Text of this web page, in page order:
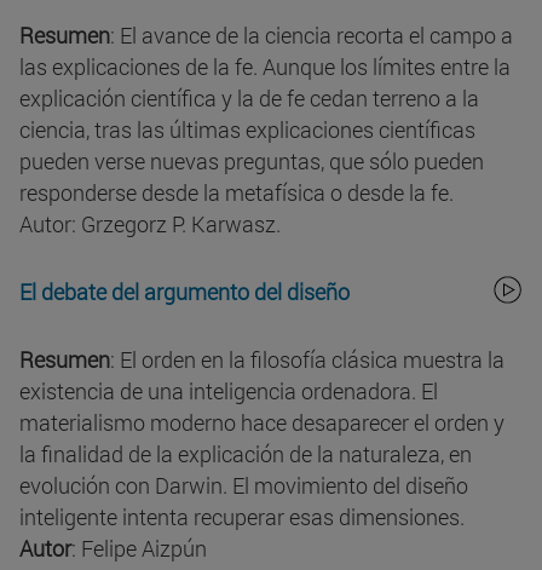
Resumen: El avance de la ciencia recorta el campo a
las explicaciones de la fe. Aunque los límites entre la
explicación científica y la de fe cedan terreno a la
ciencia, tras las últimas explicaciones científicas
pueden verse nuevas preguntas, que sólo pueden
responderse desde la metafísica o desde la fe.
Autor: Grzegorz P. Karwasz.
El debate del argumento del diseño
Resumen: El orden en la filosofía clásica muestra la
existencia de una inteligencia ordenadora. El
materialismo moderno hace desaparecer el orden y
la finalidad de la explicación de la naturaleza, en
evolución con Darwin. El movimiento del diseño
inteligente intenta recuperar esas dimensiones.
Autor: Felipe Aizpún